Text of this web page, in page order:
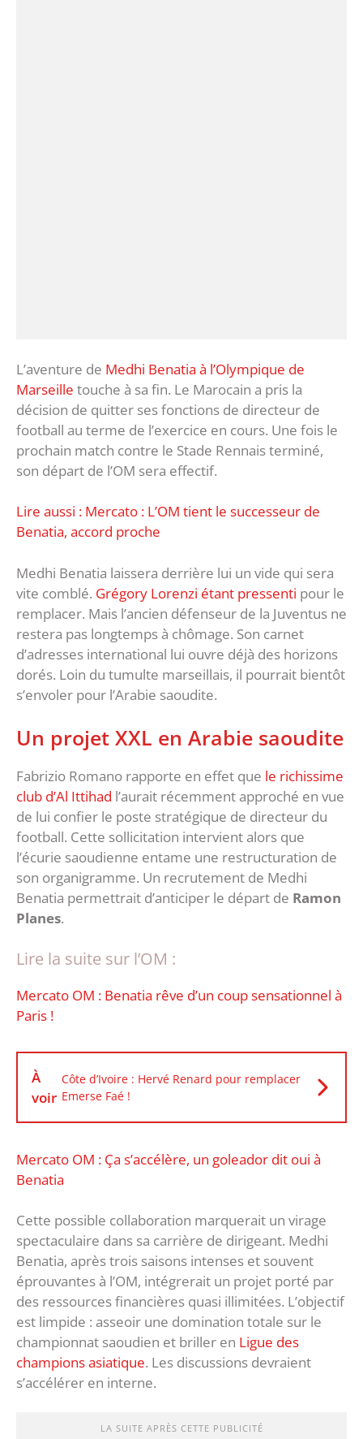
L’aventure de Medhi Benatia à l’Olympique de
Marseille touche à sa fin. Le Marocain a pris la
décision de quitter ses fonctions de directeur de
football au terme de l’exercice en cours. Une fois le
prochain match contre le Stade Rennais terminé,
son départ de l’OM sera effectif.
Lire aussi : Mercato : L’OM tient le successeur de
Benatia, accord proche
Medhi Benatia laissera derrière lui un vide qui sera
vite comblé. Grégory Lorenzi étant pressenti pour le
remplacer. Mais l’ancien défenseur de la Juventus ne
restera pas longtemps à chômage. Son carnet
d’adresses international lui ouvre déjà des horizons
dorés. Loin du tumulte marseillais, il pourrait bientôt
s’envoler pour l’Arabie saoudite.
Un projet XXL en Arabie saoudite
Fabrizio Romano rapporte en effet que le richissime
club d’Al Ittihad l’aurait récemment approché en vue
de lui confier le poste stratégique de directeur du
football. Cette sollicitation intervient alors que
l’écurie saoudienne entame une restructuration de
son organigramme. Un recrutement de Medhi
Benatia permettrait d’anticiper le départ de Ramon
Planes.
Lire la suite sur l’OM :
Mercato OM : Benatia rêve d’un coup sensationnel à
Paris !
À
voir
Côte d’Ivoire : Hervé Renard pour remplacer
Emerse Faé !
Mercato OM : Ça s’accélère, un goleador dit oui à
Benatia
Cette possible collaboration marquerait un virage
spectaculaire dans sa carrière de dirigeant. Medhi
Benatia, après trois saisons intenses et souvent
éprouvantes à l’OM, intégrerait un projet porté par
des ressources financières quasi illimitées. L’objectif
est limpide : asseoir une domination totale sur le
championnat saoudien et briller en Ligue des
champions asiatique. Les discussions devraient
s’accélérer en interne.
LA SUITE APRÈS CETTE PUBLICITÉ